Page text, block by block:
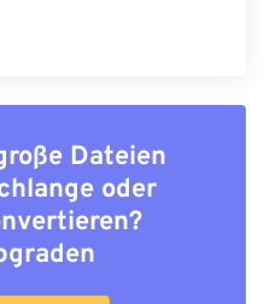
Dateien
oder